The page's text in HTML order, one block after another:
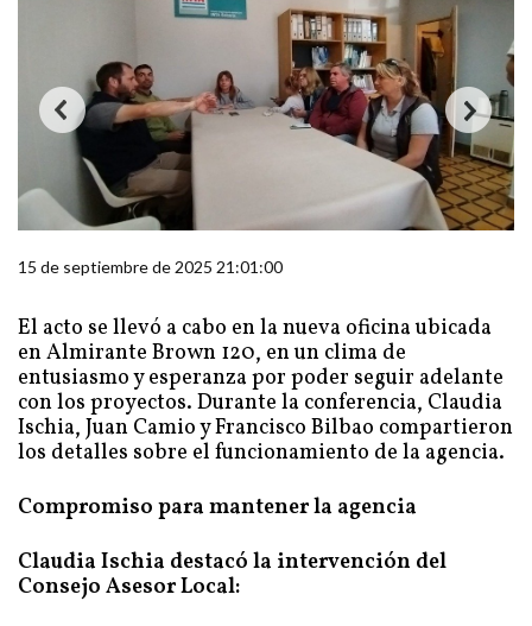
15 de septiembre de 2025 21:01:00
El acto se llevó a cabo en la nueva oficina ubicada
en Almirante Brown 120, en un clima de
entusiasmo y esperanza por poder seguir adelante
con los proyectos. Durante la conferencia, Claudia
Ischia, Juan Camio y Francisco Bilbao compartieron
los detalles sobre el funcionamiento de la agencia.
Compromiso para mantener la agencia
Claudia Ischia destacó la intervención del
Consejo Asesor Local: